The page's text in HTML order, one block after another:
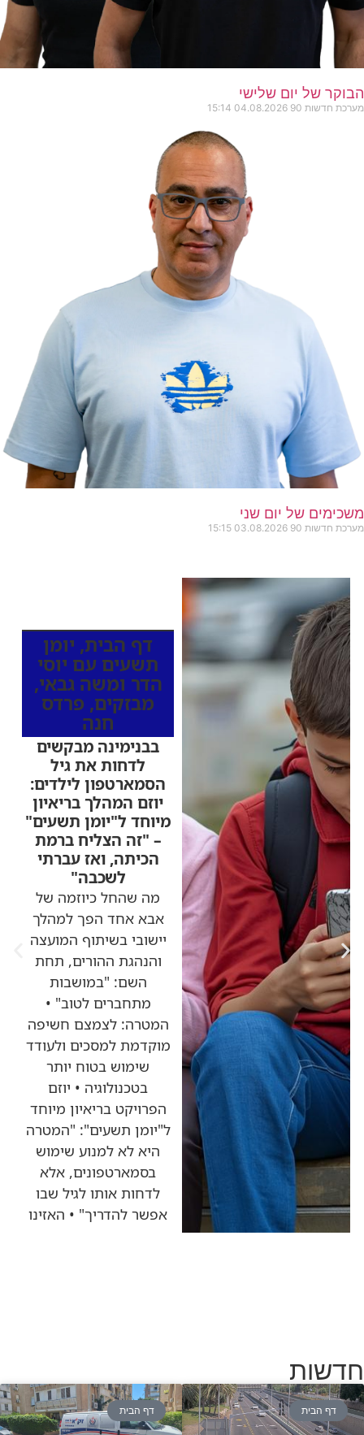
הבוקר של יום שלישי
מערכת חדשות 90 04.08.2026
15:14
משכימים של יום שני
מערכת חדשות 90 03.08.2026
15:15
דף הבית, יומן
תשעים עם יוסי
הדר ומשה גבאי,
מבזקים, פרדס
חנה
בבנימינה מבקשים
לדחות את גיל
הסמארטפון לילדים:
יוזם המהלך בריאיון
מיוחד ל"יומן תשעים"
– "זה הצליח ברמת
הכיתה, ואז עברתי
לשכבה"
מה שהחל כיוזמה של
אבא אחד הפך למהלך
יישובי בשיתוף המועצה
והנהגת ההורים, תחת
השם: "במושבות
מתחברים לטוב" •
המטרה: לצמצם חשיפה
מוקדמת למסכים ולעודד
שימוש בטוח יותר
בטכנולוגיה • יוזם
הפרויקט בריאיון מיוחד
ל"יומן תשעים": "המטרה
היא לא למנוע שימוש
בסמארטפונים, אלא
לדחות אותו לגיל שבו
אפשר להדריך" • האזינו
חדשות
דף הבית דף הבית